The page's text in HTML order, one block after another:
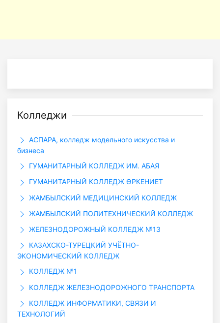
Колледжи
АСПАРА, колледж модельного искусства и
бизнеса
ГУМАНИТАРНЫЙ КОЛЛЕДЖ ИМ. АБАЯ
ГУМАНИТАРНЫЙ КОЛЛЕДЖ ӨРКЕНИЕТ
ЖАМБЫЛСКИЙ МЕДИЦИНСКИЙ КОЛЛЕДЖ
ЖАМБЫЛСКИЙ ПОЛИТЕХНИЧЕСКИЙ КОЛЛЕДЖ
ЖЕЛЕЗНОДОРОЖНЫЙ КОЛЛЕДЖ №13
КАЗАХСКО-ТУРЕЦКИЙ УЧЁТНО-
ЭКОНОМИЧЕСКИЙ КОЛЛЕДЖ
КОЛЛЕДЖ №1
КОЛЛЕДЖ ЖЕЛЕЗНОДОРОЖНОГО ТРАНСПОРТА
КОЛЛЕДЖ ИНФОРМАТИКИ, СВЯЗИ И
ТЕХНОЛОГИЙ